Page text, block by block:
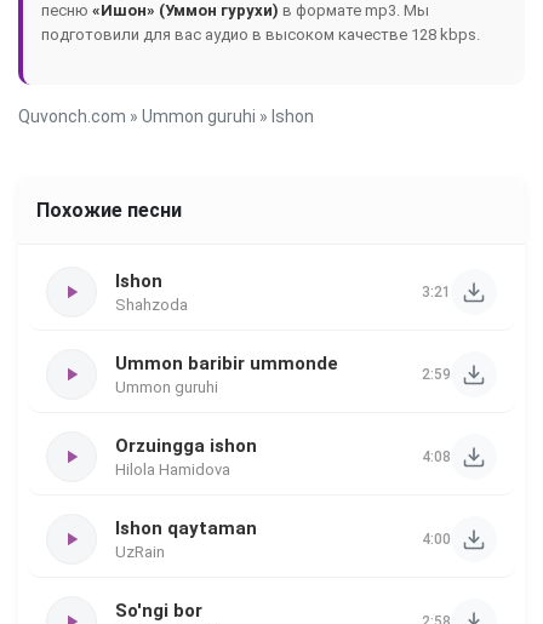
песню «Ишон» (Уммон гурухи) в формате mp3. Мы
подготовили для вас аудио в высоком качестве 128 kbps.
Quvonch.com » Ummon guruhi » Ishon
Похожие песни
Ishon
Shahzoda
3:21
Ummon baribir ummonde
Ummon guruhi
2:59
Orzuingga ishon
Hilola Hamidova
4:08
Ishon qaytaman
UzRain
4:00
So'ngi bor